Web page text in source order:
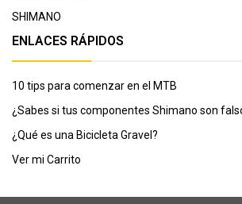
SHIMANO
ENLACES RÁPIDOS
10 tips para comenzar en el MTB
¿Sabes si tus componentes Shimano son
¿Qué es una Bicicleta Gravel?
Ver mi Carrito